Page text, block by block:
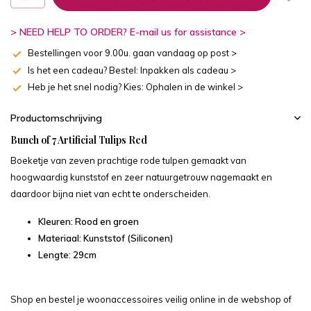
> NEED HELP TO ORDER? E-mail us for assistance >
Bestellingen voor 9.00u. gaan vandaag op post >
Is het een cadeau? Bestel: Inpakken als cadeau >
Heb je het snel nodig? Kies: Ophalen in de winkel >
Productomschrijving
Bunch of 7 Artificial Tulips Red
Boeketje van zeven prachtige rode tulpen gemaakt van
hoogwaardig kunststof en zeer natuurgetrouw nagemaakt en
daardoor bijna niet van echt te onderscheiden.
Kleuren: Rood en groen
Materiaal: Kunststof (Siliconen)
Lengte: 29cm
Shop en bestel je woonaccessoires veilig online in de webshop of